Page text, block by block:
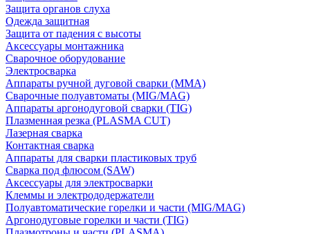
Защита органов слуха
Одежда защитная
Защита от падения с высоты
Аксессуары монтажника
Сварочное оборудование
Электросварка
Аппараты ручной дуговой сварки (MMA)
Сварочные полуавтоматы (MIG/MAG)
Аппараты аргонодуговой сварки (TIG)
Плазменная резка (PLASMA CUT)
Лазерная сварка
Контактная сварка
Аппараты для сварки пластиковых труб
Сварка под флюсом (SAW)
Аксессуары для электросварки
Клеммы и электрододержатели
Полуавтоматические горелки и части (MIG/MAG)
Аргонодуговые горелки и части (TIG)